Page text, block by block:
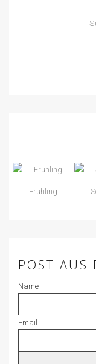
Frühling
POST AUS
Name
Email